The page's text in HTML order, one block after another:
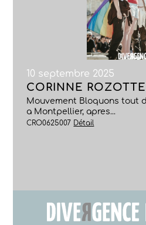
10 septembre 2025
CORINNE ROZOTTE
Mouvement Bloquons tout
a Montpellier, apres...
CRO0625007 Détail